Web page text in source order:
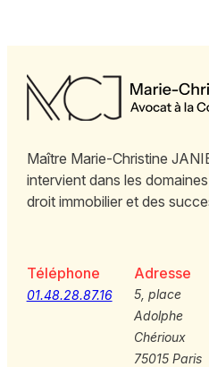
Maître Marie-Christine
intervient dans les
droit immobilier et des
Téléphone
01.48.28.87.16
Adresse
5, place
Adolphe
Chérioux
75015 Paris